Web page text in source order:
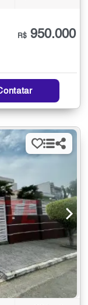
R$ 950.000